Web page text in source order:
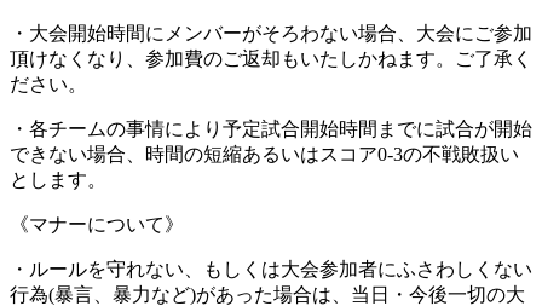
・大会開始時間にメンバーがそろわない場合、大会にご参加
頂けなくなり、参加費のご返却もいたしかねます。ご了承く
ださい。
・各チームの事情により予定試合開始時間までに試合が開始
できない場合、時間の短縮あるいはスコア0-3の不戦敗扱い
とします。
《マナーについて》
・ルールを守れない、もしくは大会参加者にふさわしくない
行為(暴言、暴力など)があった場合は、当日・今後一切の大